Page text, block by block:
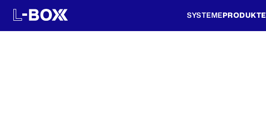
SYSTEMEPRODUKTE